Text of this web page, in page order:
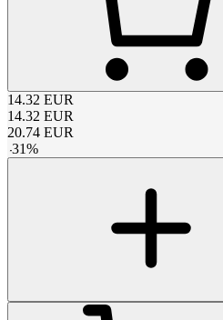
14.32 EUR
14.32 EUR
20.74 EUR
-31%